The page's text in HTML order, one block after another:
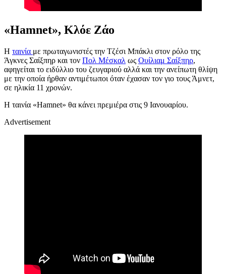
«Hamnet», Κλόε Ζάο
Η ταινία με πρωταγωνιστές την Τζέσι Μπάκλι στον ρόλο της
Άγκνες Σαίξπηρ και τον Πολ Μέσκαλ ως Ουίλιαμ Σαίξπηρ,
αφηγείται το ειδύλλιο του ζευγαριού αλλά και την ανείπωτη θλίψη
με την οποία ήρθαν αντιμέτωποι όταν έχασαν τον γιο τους Άμνετ,
σε ηλικία 11 χρονών.
Η ταινία «Hamnet» θα κάνει πρεμιέρα στις 9 Ιανουαρίου.
Advertisement